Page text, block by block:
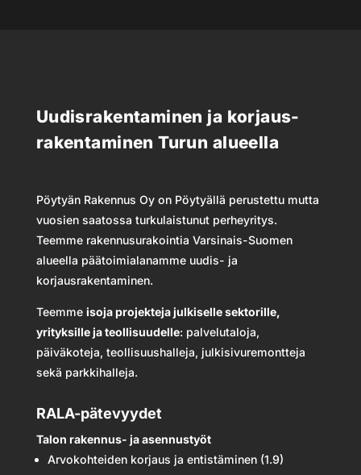
Uudis­rakentaminen ja korjaus­
rakentaminen Turun alueella
Pöytyän Rakennus Oy on Pöytyällä perustettu mutta
vuosien saatossa turkulaistunut perheyritys.
Teemme rakennusurakointia Varsinais-Suomen
alueella päätoimialanamme uudis- ja
korjausrakentaminen.
Teemme isoja projekteja julkiselle sektorille,
yrityksille ja teollisuudelle: palvelutaloja,
päiväkoteja, teollisuushalleja, julkisivuremontteja
sekä parkkihalleja.
RALA-pätevyydet
Talon rakennus- ja asennustyöt
Arvokohteiden korjaus ja entistäminen (1.9)